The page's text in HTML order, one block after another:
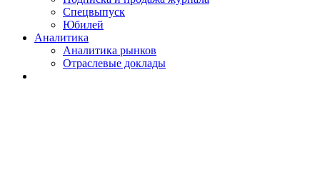
Спецвыпуск
Юбилей
Аналитика
Аналитика рынков
Отраслевые доклады